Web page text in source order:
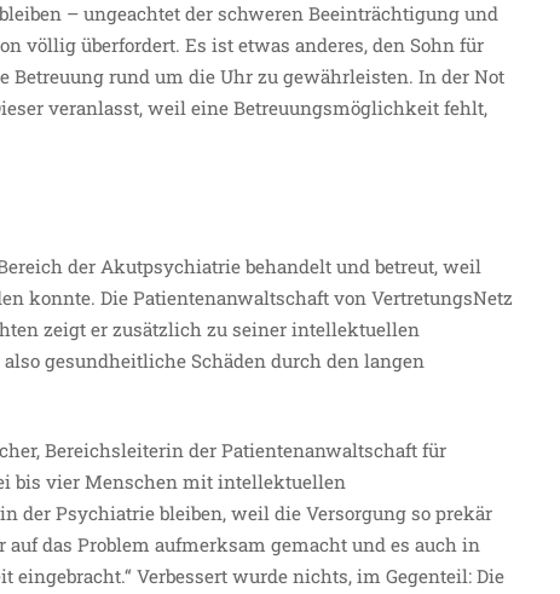
– ungeachtet der schweren Beeinträchtigung und
völlig überfordert. Es ist etwas anderes, den Sohn für
Betreuung rund um die Uhr zu gewährleisten. In der Not
veranlasst, weil eine Betreuungsmöglichkeit fehlt,
der Akutpsychiatrie behandelt und betreut, weil
konnte. Die Patientenanwaltschaft von VertretungsNetz
zeigt er zusätzlich zu seiner intellektuellen
gesundheitliche Schäden durch den langen
Bereichsleiterin der Patientenanwaltschaft für
bis vier Menschen mit intellektuellen
der Psychiatrie bleiben, weil die Versorgung so prekär
das Problem aufmerksam gemacht und es auch in
Verbessert wurde nichts, im Gegenteil: Die